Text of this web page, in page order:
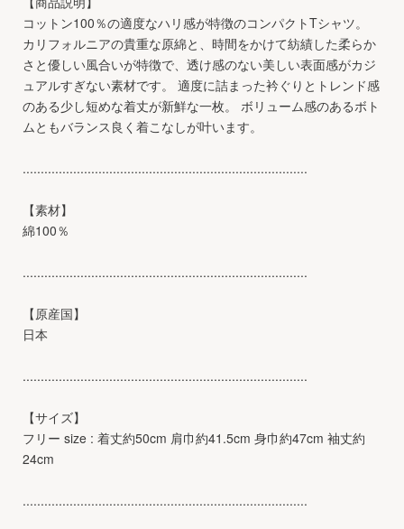
コットン100％の適度なハリ感が特徴のコンパクトTシャツ。
カリフォルニアの貴重な原綿と、時間をかけて紡績した柔らか
さと優しい風合いが特徴で、透け感のない美しい表面感がカジ
ュアルすぎない素材です。 適度に詰まった衿ぐりとトレンド感
のある少し短めな着丈が新鮮な一枚。 ボリューム感のあるボト
ムともバランス良く着こなしが叶います。
...............................................................................
【素材】
綿100％
...............................................................................
【原産国】
日本
...............................................................................
【サイズ】
フリー size : 着丈約50cm 肩巾約41.5cm 身巾約47cm 袖丈約
24cm
...............................................................................